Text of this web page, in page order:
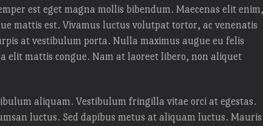
est eget magna mollis bibendum. Maecenas elit enim,
mattis est. Vivamus luctus volutpat tortor, ac venenatis
at vestibulum porta. Nulla maximus augue eu felis
elit mattis congue. Nam at laoreet libero, non aliquet
aliquam. Vestibulum fringilla vitae orci at egestas.
luctus. Sed dapibus metus at aliquam luctus. Mauris